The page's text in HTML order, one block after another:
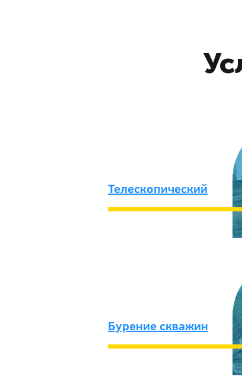
Телескопический
Бурение скважин